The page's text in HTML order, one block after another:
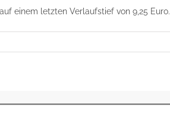
einem letzten Verlaufstief von 9,25 Euro.